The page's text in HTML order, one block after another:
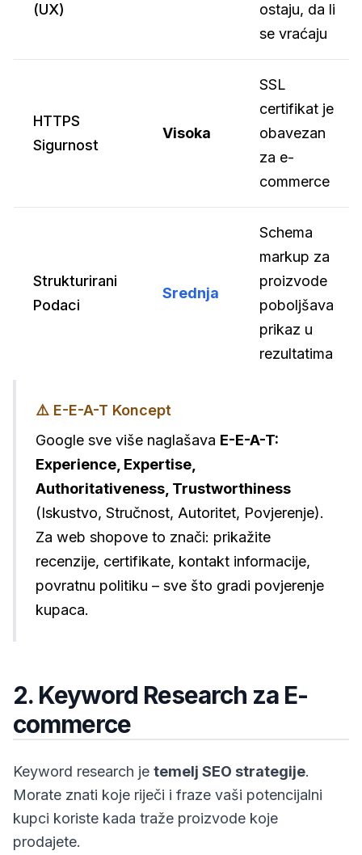
(UX)
ostaju, da li
se vraćaju
HTTPS
Sigurnost
Visoka
SSL
certifikat je
obavezan
za e-
commerce
Strukturirani
Podaci
Srednja
Schema
markup za
proizvode
poboljšava
prikaz u
rezultatima
⚠️ E-E-A-T Koncept
Google sve više naglašava E-E-A-T:
Experience, Expertise,
Authoritativeness, Trustworthiness
(Iskustvo, Stručnost, Autoritet, Povjerenje).
Za web shopove to znači: prikažite
recenzije, certifikate, kontakt informacije,
povratnu politiku – sve što gradi povjerenje
kupaca.
2. Keyword Research za E-
commerce
Keyword research je temelj SEO strategije.
Morate znati koje riječi i fraze vaši potencijalni
kupci koriste kada traže proizvode koje
prodajete.